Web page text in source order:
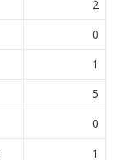
2
0
1
5
0
1